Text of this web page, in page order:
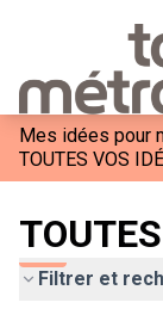
Mes idées pour
TOUTES VOS
Filtrer et